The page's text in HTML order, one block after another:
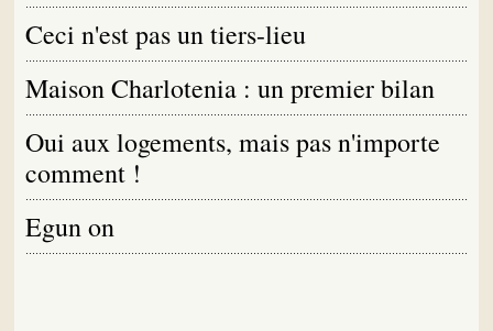
Ceci n'est pas un tiers-lieu
Maison Charlotenia : un premier bilan
Oui aux logements, mais pas n'importe
comment !
Egun on